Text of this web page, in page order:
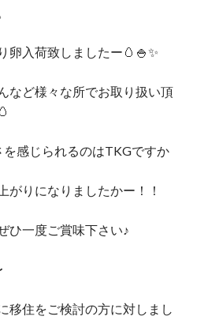
卵入荷致しましたー🥚🍚✨
など様々な所でお取り扱い頂
感じられるのはTKGですか
がりになりましたかー！！
ひ一度ご賞味下さい♪
移住をご検討の方に対しまし